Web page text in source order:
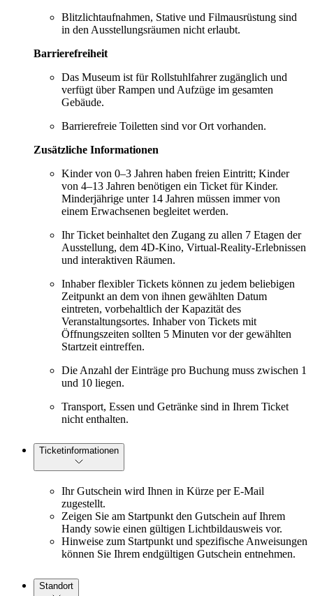
Blitzlichtaufnahmen, Stative und Filmausrüstung sind
in den Ausstellungsräumen nicht erlaubt.
Barrierefreiheit
Das Museum ist für Rollstuhlfahrer zugänglich und
verfügt über Rampen und Aufzüge im gesamten
Gebäude.
Barrierefreie Toiletten sind vor Ort vorhanden.
Zusätzliche Informationen
Kinder von 0–3 Jahren haben freien Eintritt; Kinder
von 4–13 Jahren benötigen ein Ticket für Kinder.
Minderjährige unter 14 Jahren müssen immer von
einem Erwachsenen begleitet werden.
Ihr Ticket beinhaltet den Zugang zu allen 7 Etagen der
Ausstellung, dem 4D-Kino, Virtual-Reality-Erlebnissen
und interaktiven Räumen.
Inhaber flexibler Tickets können zu jedem beliebigen
Zeitpunkt an dem von ihnen gewählten Datum
eintreten, vorbehaltlich der Kapazität des
Veranstaltungsortes. Inhaber von Tickets mit
Öffnungszeiten sollten 5 Minuten vor der gewählten
Startzeit eintreffen.
Die Anzahl der Einträge pro Buchung muss zwischen 1
und 10 liegen.
Transport, Essen und Getränke sind in Ihrem Ticket
nicht enthalten.
Ticketinformationen
Ihr Gutschein wird Ihnen in Kürze per E-Mail
zugestellt.
Zeigen Sie am Startpunkt den Gutschein auf Ihrem
Handy sowie einen gültigen Lichtbildausweis vor.
Hinweise zum Startpunkt und spezifische Anweisungen
können Sie Ihrem endgültigen Gutschein entnehmen.
Standort